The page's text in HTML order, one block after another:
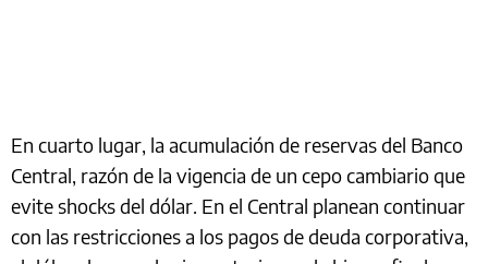
En cuarto lugar, la acumulación de reservas del Banco
Central, razón de la vigencia de un cepo cambiario que
evite shocks del dólar. En el Central planean continuar
con las restricciones a los pagos de deuda corporativa,